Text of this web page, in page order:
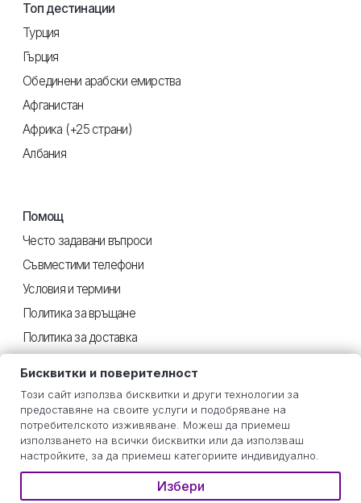
Топ дестинации
Турция
Гърция
Обединени арабски емирства
Афганистан
Африка (+25 страни)
Албания
Помощ
Често задавани въпроси
Съвместими телефони
Условия и термини
Политика за връщане
Политика за доставка
Полезен
Инструкции iOS
Инструкции Android
Оценка на потреблението
Бисквитки и поверителност
Този сайт използва бисквитки и други технологии за
предоставяне на своите услуги и подобряване на
потребителското изживяване. Можеш да приемеш
използването на всички бисквитки или да използваш
настройките, за да приемеш категориите индивидуално.
Избери